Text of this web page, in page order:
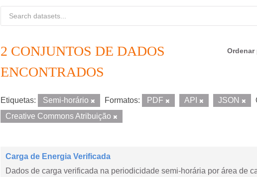
Ordenar
2 CONJUNTOS DE DADOS
ENCONTRADOS
Etiquetas: Semi-horário Formatos: PDF API JSON
Creative Commons Atribuição
Carga de Energia Verificada
Dados de carga verificada na periodicidade semi-horária por área de